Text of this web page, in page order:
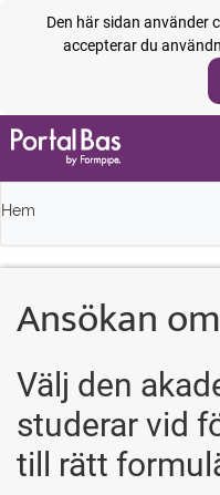
Den här sidan använder
accepterar du
Hem
Ansökan
Välj den
studerar vid
till rätt